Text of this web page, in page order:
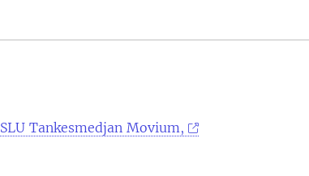
SLU Tankesmedjan Movium,